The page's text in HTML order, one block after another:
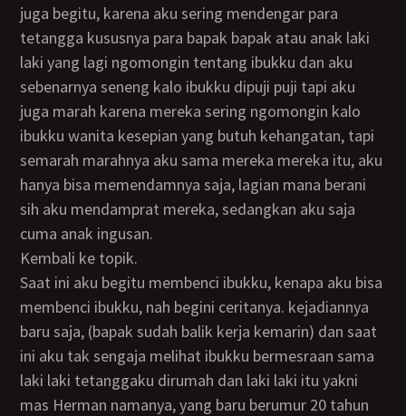
juga begitu, karena aku sering mendengar para
tetangga kususnya para bapak bapak atau anak laki
laki yang lagi ngomongin tentang ibukku dan aku
sebenarnya seneng kalo ibukku dipuji puji tapi aku
juga marah karena mereka sering ngomongin kalo
ibukku wanita kesepian yang butuh kehangatan, tapi
semarah marahnya aku sama mereka mereka itu, aku
hanya bisa memendamnya saja, lagian mana berani
sih aku mendamprat mereka, sedangkan aku saja
cuma anak ingusan.
kembali ke topik.
Saat ini aku begitu membenci ibukku, kenapa aku bisa
membenci ibukku, nah begini ceritanya. kejadiannya
baru saja, (bapak sudah balik kerja kemarin) dan saat
ini aku tak sengaja melihat ibukku bermesraan sama
laki laki tetanggaku dirumah dan laki laki itu yakni
mas Herman namanya, yang baru berumur 20 tahun